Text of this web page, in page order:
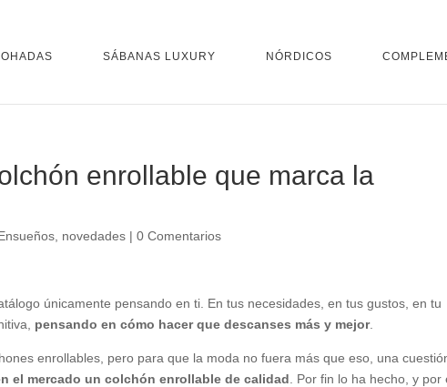
SÁBANAS LUXURY NÓRDICOS
enrollable que marca la
novedades |0 Comentarios
únicamente pensando en ti. En tus necesidades, en tus gustos, en tu
pensando en cómo hacer que descanses más y mejor.
enrollables, pero para que la moda no fuera más que eso, una
el mercado un colchón enrollable de calidad . Por fin lo ha hecho, y por